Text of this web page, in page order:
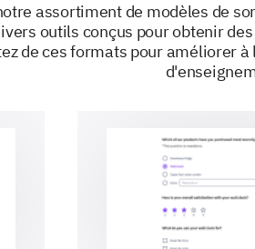
PROPULSÉ PAR
assortiment de modèles de
outils conçus pour obtenir
de ces formats pour améliorer